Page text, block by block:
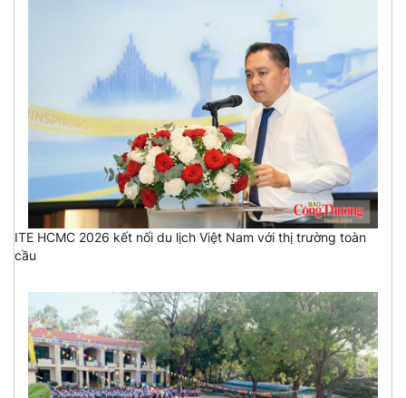
ITE HCMC 2026 kết nối du lịch Việt Nam với thị trường toàn
cầu